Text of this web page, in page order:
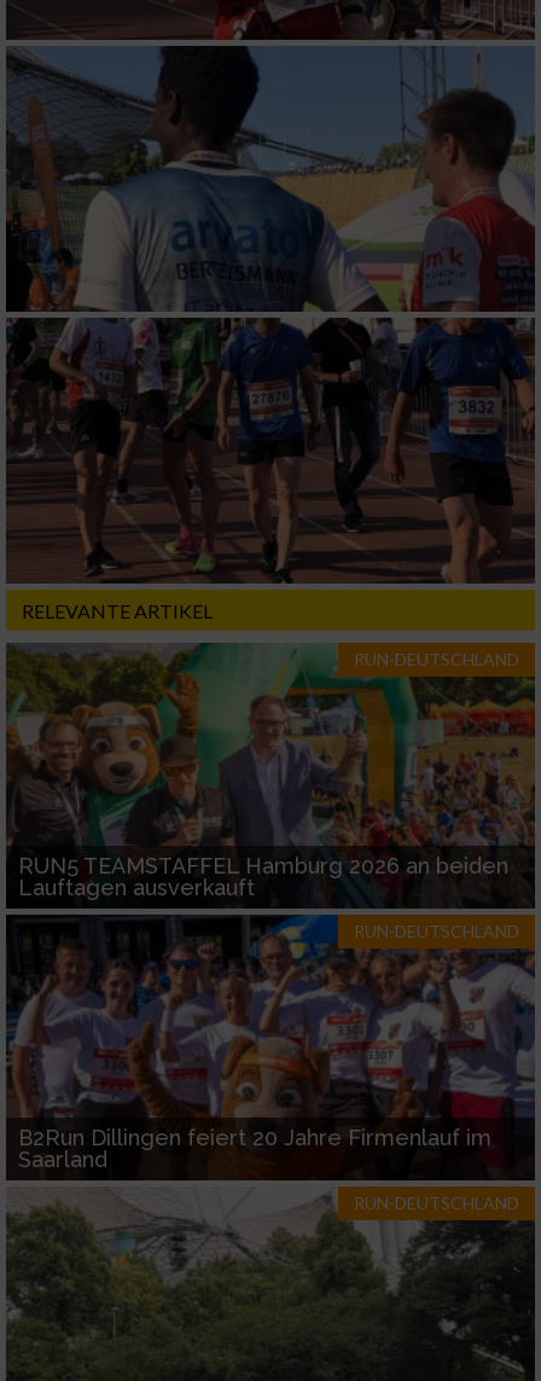
RELEVANTE ARTIKEL
RUN-DEUTSCHLAND
RUN5 TEAMSTAFFEL Hamburg 2026 an beiden
Lauftagen ausverkauft
RUN-DEUTSCHLAND
B2Run Dillingen feiert 20 Jahre Firmenlauf im
Saarland
RUN-DEUTSCHLAND